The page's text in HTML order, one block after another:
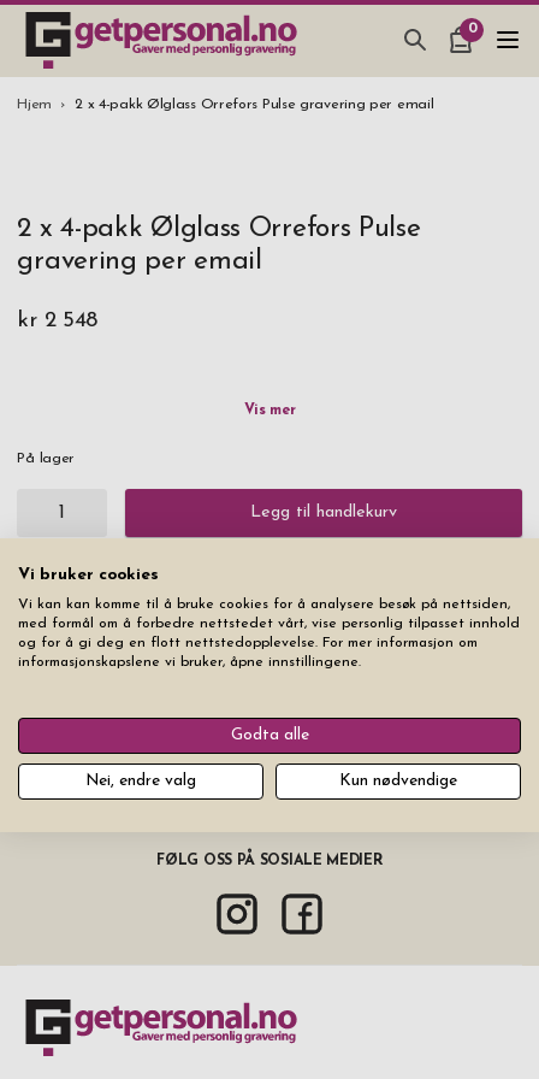
0
GAVER & GADGETS
GAVETIPS
BRYLLUPSGAVE 2026
Hjem 2 x 4-pakk Ølglass Orrefors Pulse gravering per email
2 x 4-pakk Ølglass Orrefors Pulse
gravering per email
kr 2 548
På lager
Legg til handlekurv
Leveringsinformasjon
ABONNER PÅ VÅRT NYHETSBREV
Ferdig
FØLG OSS PÅ SOSIALE MEDIER
Vi bruker cookies
Vi kan kan komme til å bruke cookies for å analysere besøk på nettsiden,
med formål om å forbedre nettstedet vårt, vise personlig tilpasset innhold
og for å gi deg en flott nettstedopplevelse. For mer informasjon om
informasjonskapslene vi bruker, åpne innstillingene.
Godta alle
Nei, endre valg Kun nødvendige